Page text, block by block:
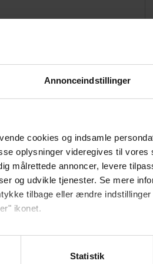
Annonceindstillinger
cookies og indsamle
oplysninger videregives til vores
målrettede annoncer, levere
og udvikle tjenester. Se mere
tilbage eller ændre indstillinger
ikonet.
kan være nøjagtig inden for få
Statistik
berømte Arctic Circle Trail,
Derudover findes flere